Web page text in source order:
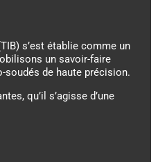
s’est établie comme un
un savoir-faire
de haute précision.
qu’il s’agisse d’une